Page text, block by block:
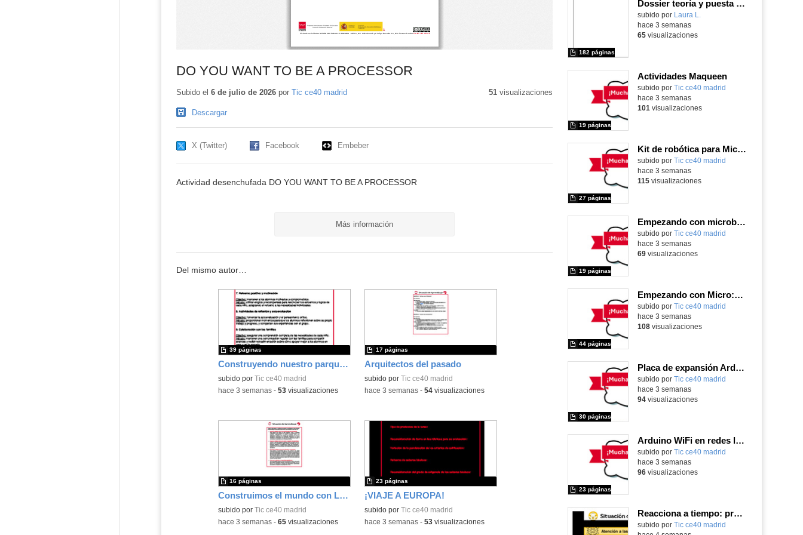
DO YOU WANT TO BE A PROCESSOR
Subido el 6 de julio de 2026por Tic ce40 madrid 51visualizaciones
Descargar
X (Twitter) Facebook Embeber
Actividad desenchufada DO YOU WANT TO BE A PROCESSOR
Más información
Del mismo autor…
Construyendo nuestro parque de atracciones
subido por Tic ce40 madrid
39 páginas
-hace 3 semanas- 53visualizaciones
Arquitectos del pasado
subido por Tic ce40 madrid
17 páginas
-hace 3 semanas- 54visualizaciones
Construimos el mundo con LEGO
subido por Tic ce40 madrid
16 páginas
-hace 3 semanas- 65visualizaciones
¡VIAJE A EUROPA!
subido por Tic ce40 madrid
23 páginas
-hace 3 semanas- 53visualizaciones
Dossier teoría y puesta en práctica Äprendizaje Basado en Juegos en Educación Infantil y Primaria
Contenido educativo.
subido por Laura L.
182 páginas
hace 3 semanas
65visualizaciones
Actividades Maqueen
Contenido educativo.
subido por Tic ce40 madrid
19 páginas
hace 3 semanas
101 visualizaciones
Kit de robótica para Micro:Bit
Contenido educativo.
subido por Tic ce40 madrid
27 páginas
hace 3 semanas
115visualizaciones
Empezando con microbit primaria
Contenido educativo.
subido por Tic ce40 madrid
19 páginas
hace 3 semanas
69visualizaciones
Empezando con Micro:Bit y Maqueen
Contenido educativo.
subido por Tic ce40 madrid
44 páginas
hace 3 semanas
108visualizaciones
Placa de expansión Arduino
Contenido educativo.
subido por Tic ce40 madrid
30 páginas
hace 3 semanas
94visualizaciones
Arduino WiFi en redes locales
Contenido educativo.
subido por Tic ce40 madrid
23 páginas
hace 3 semanas
96visualizaciones
Reacciona a tiempo: programación y reflejos con Micro:bit
subido por Tic ce40 madrid